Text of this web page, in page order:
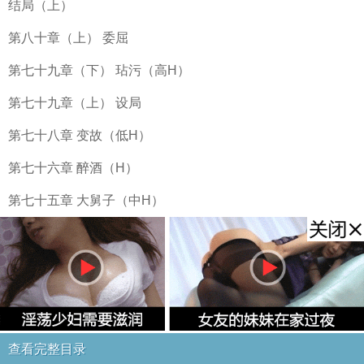
结局（上）
第八十章（上） 委屈
第七十九章（下） 玷污（高H）
第七十九章（上） 设局
第七十八章 变故（低H）
第七十六章 醉酒（H）
第七十五章 大舅子（中H）
查看完整目录